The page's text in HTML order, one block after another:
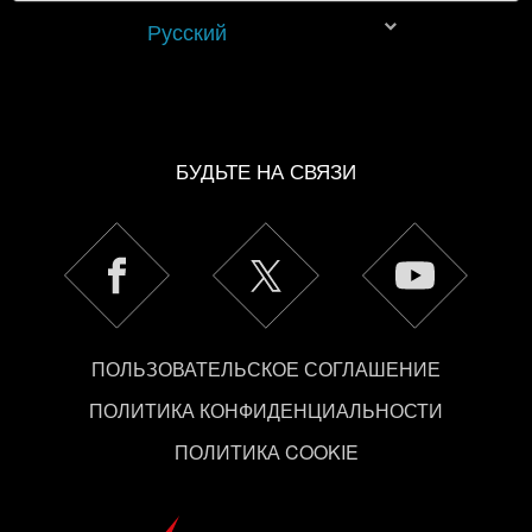
социальных сетях. Однако все опциональные файлы
связанные с ними параметры можно в меню
Русский
БУДЬТЕ НА СВЯЗИ
ПОЛЬЗОВАТЕЛЬСКОЕ СОГЛАШЕНИЕ
ПОЛИТИКА КОНФИДЕНЦИАЛЬНОСТИ
ПОЛИТИКА COOKIE